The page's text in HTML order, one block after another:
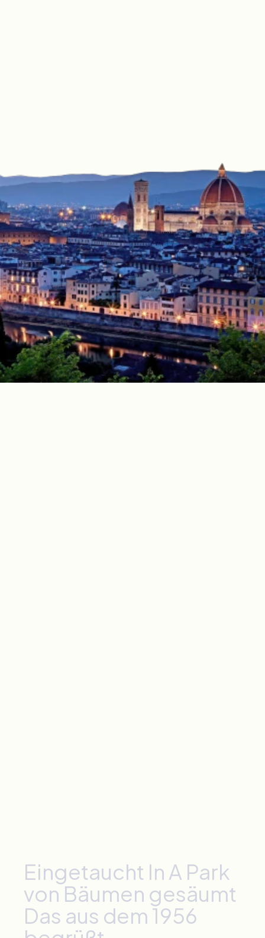
EingetauchtInAPark
von Bäumen gesäumt
Dasaus dem1956